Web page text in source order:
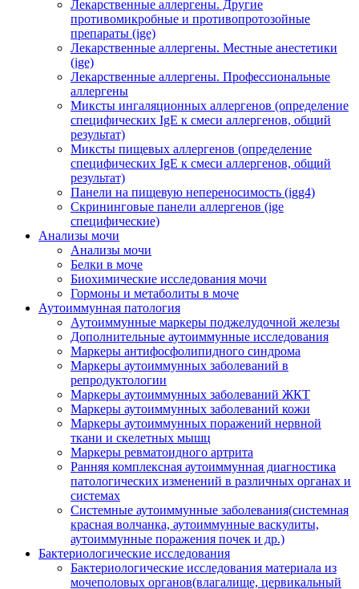
Лекарственные аллергены. Другие
противомикробные и противопротозойные
препараты (ige)
Лекарственные аллергены. Местные анестетики
(ige)
Лекарственные аллергены. Профессиональные
аллергены
Миксты ингаляционных аллергенов (определение
специфических IgE к смеси аллергенов, общий
результат)
Миксты пищевых аллергенов (определение
специфических IgE к смеси аллергенов, общий
результат)
Панели на пищевую непереносимость (igg4)
Скрининговые панели аллергенов (ige
специфические)
Анализы мочи
Анализы мочи
Белки в моче
Биохимические исследования мочи
Гормоны и метаболиты в моче
Аутоиммунная патология
Аутоиммунные маркеры поджелудочной железы
Дополнительные аутоиммунные исследования
Маркеры антифосфолипидного синдрома
Маркеры аутоиммунных заболеваний в
репродуктологии
Маркеры аутоиммунных заболеваний ЖКТ
Маркеры аутоиммунных заболеваний кожи
Маркеры аутоиммунных поражений нервной
ткани и скелетных мышц
Маркеры ревматоидного артрита
Ранняя комплексная аутоиммунная диагностика
патологических изменений в различных органах и
системах
Системные аутоиммунные заболевания(системная
красная волчанка, аутоиммунные васкулиты,
аутоиммунные поражения почек и др.)
Бактериологические исследования
Бактериологические исследования материала из
мочеполовых органов(влагалище, цервикальный